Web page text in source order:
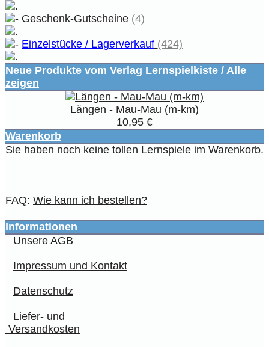
Geschenk-Gutscheine (4)
Einzelstücke / Lagerverkauf (424)
Neue Produkte vom Verlag Lernspielkiste / Alle
zeigen
Längen - Mau-Mau (m-km)
10,95 €
Warenkorb
Sie haben noch keine tollen Lernspiele im Warenkorb.
FAQ: Wie kann ich bestellen?
Informationen
Unsere AGB
Impressum und Kontakt
Datenschutz
Liefer- und
Versandkosten